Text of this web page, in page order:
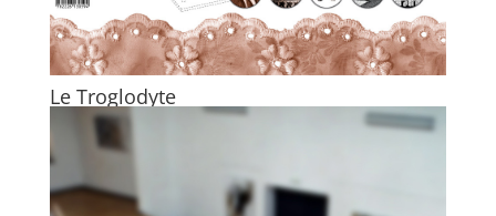
Le Troglodyte